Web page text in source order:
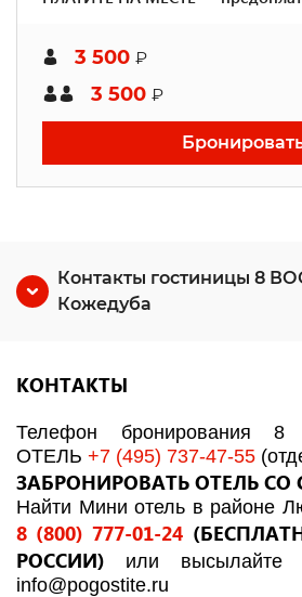
3 500 ₽
3 500 ₽
Контакты гостиницы 8
Кожедуба
КОНТАКТЫ
Телефон бронирования
ОТЕЛЬ +7 (495) 737-47-55
ЗАБРОНИРОВАТЬ ОТЕЛЬ СО
Найти Мини отель в районе
8 (800) 777-01-24
РОССИИ) или высылайте
info@pogostite.ru